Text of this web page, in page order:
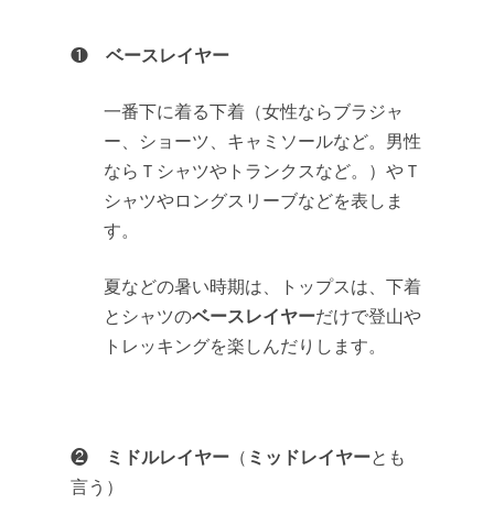
❶ベースレイヤー
一番下に着る下着（女性ならブラジャ
ー、ショーツ、キャミソールなど。男性
ならＴシャツやトランクスなど。）やＴ
シャツやロングスリーブなどを表しま
す。
夏などの暑い時期は、トップスは、下着
とシャツのベースレイヤーだけで登山や
トレッキングを楽しんだりします。
❷ ミドルレイヤー （ ミッドレイヤーとも
言う）